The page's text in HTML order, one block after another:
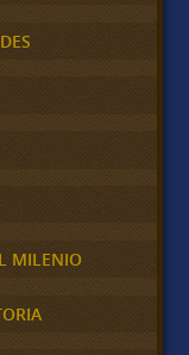
MILENIO